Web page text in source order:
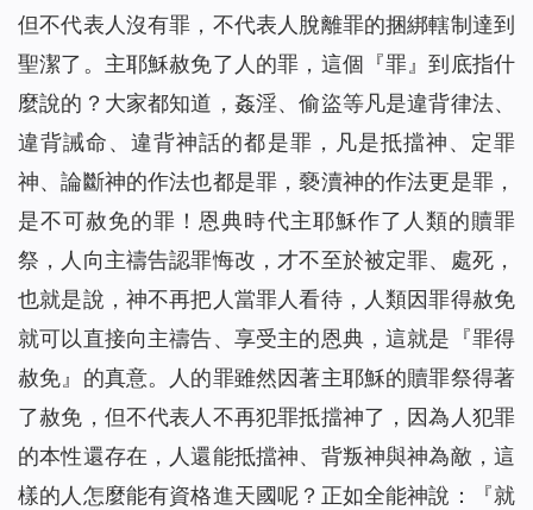
但不代表人沒有罪，不代表人脫離罪的捆綁轄制達到
聖潔了。主耶穌赦免了人的罪，這個『罪』到底指什
麼說的？大家都知道，姦淫、偷盜等凡是違背律法、
違背誡命、違背神話的都是罪，凡是抵擋神、定罪
神、論斷神的作法也都是罪，褻瀆神的作法更是罪，
是不可赦免的罪！恩典時代主耶穌作了人類的贖罪
祭，人向主禱告認罪悔改，才不至於被定罪、處死，
也就是說，神不再把人當罪人看待，人類因罪得赦免
就可以直接向主禱告、享受主的恩典，這就是『罪得
赦免』的真意。人的罪雖然因著主耶穌的贖罪祭得著
了赦免，但不代表人不再犯罪抵擋神了，因為人犯罪
的本性還存在，人還能抵擋神、背叛神與神為敵，這
樣的人怎麼能有資格進天國呢？正如全能神說：『就